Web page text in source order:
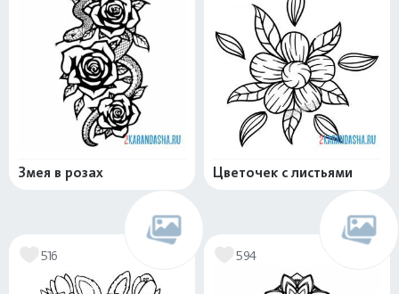
Змея в розах Цветочек с листьями
516 594